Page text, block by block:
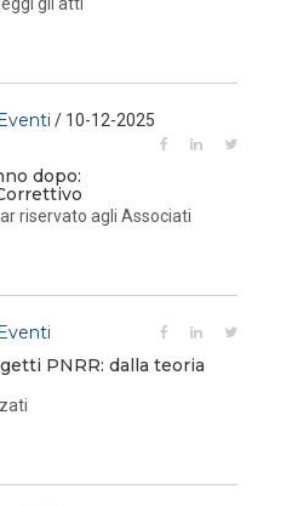
/ 10-12-2025
dopo:
riservato agli Associati
PNRR: dalla teoria